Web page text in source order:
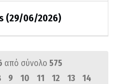
(29/06/2026)
από σύνολο 575
9 10 11 12 13
14